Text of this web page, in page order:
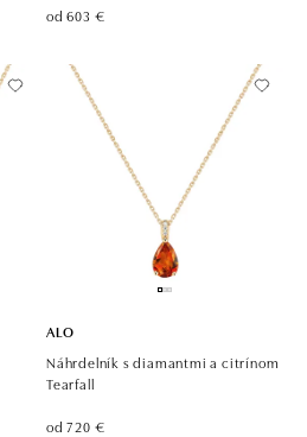
od 603 €
ALO
Náhrdelník s diamantmi a citrínom
Tearfall
od 720 €